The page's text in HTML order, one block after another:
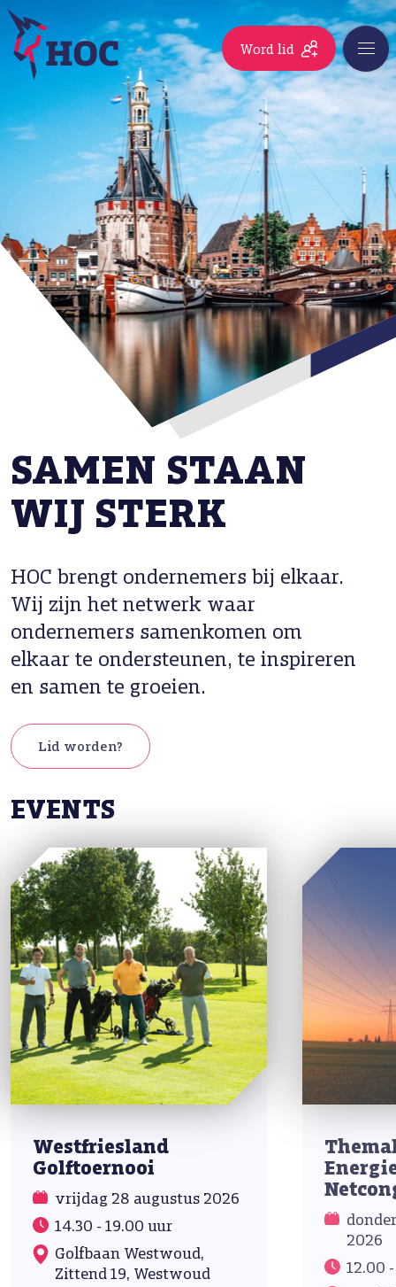
Word lid
SAMEN STAAN
WIJ STERK
HOC brengt ondernemers bij elkaar.
Wij zijn het netwerk waar
ondernemers samenkomen om
elkaar te ondersteunen, te inspireren
en samen te groeien.
Lid worden?
EVENTS
Westfriesland
Golftoernooi
vrijdag 28 augustus 2026
14.30 - 19.00 uur
Golfbaan Westwoud,
Zittend 19, Westwoud
2026
12.00